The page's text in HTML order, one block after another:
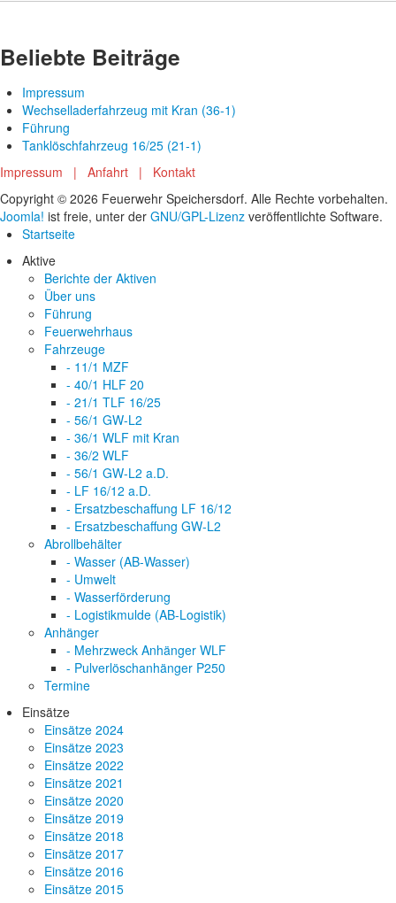
Beliebte Beiträge
Impressum
Wechselladerfahrzeug mit Kran (36-1)
Führung
Tanklöschfahrzeug 16/25 (21-1)
Impressum | Anfahrt | Kontakt
Copyright © 2026 Feuerwehr Speichersdorf. Alle Rechte vorbehalten.
Joomla! ist freie, unter der GNU/GPL-Lizenz veröffentlichte Software.
Startseite
Aktive
Berichte der Aktiven
Über uns
Führung
Feuerwehrhaus
Fahrzeuge
- 11/1 MZF
- 40/1 HLF 20
- 21/1 TLF 16/25
- 56/1 GW-L2
- 36/1 WLF mit Kran
- 36/2 WLF
- 56/1 GW-L2 a.D.
- LF 16/12 a.D.
- Ersatzbeschaffung LF 16/12
- Ersatzbeschaffung GW-L2
Abrollbehälter
- Wasser (AB-Wasser)
- Umwelt
- Wasserförderung
- Logistikmulde (AB-Logistik)
Anhänger
- Mehrzweck Anhänger WLF
- Pulverlöschanhänger P250
Termine
Einsätze
Einsätze 2024
Einsätze 2023
Einsätze 2022
Einsätze 2021
Einsätze 2020
Einsätze 2019
Einsätze 2018
Einsätze 2017
Einsätze 2016
Einsätze 2015